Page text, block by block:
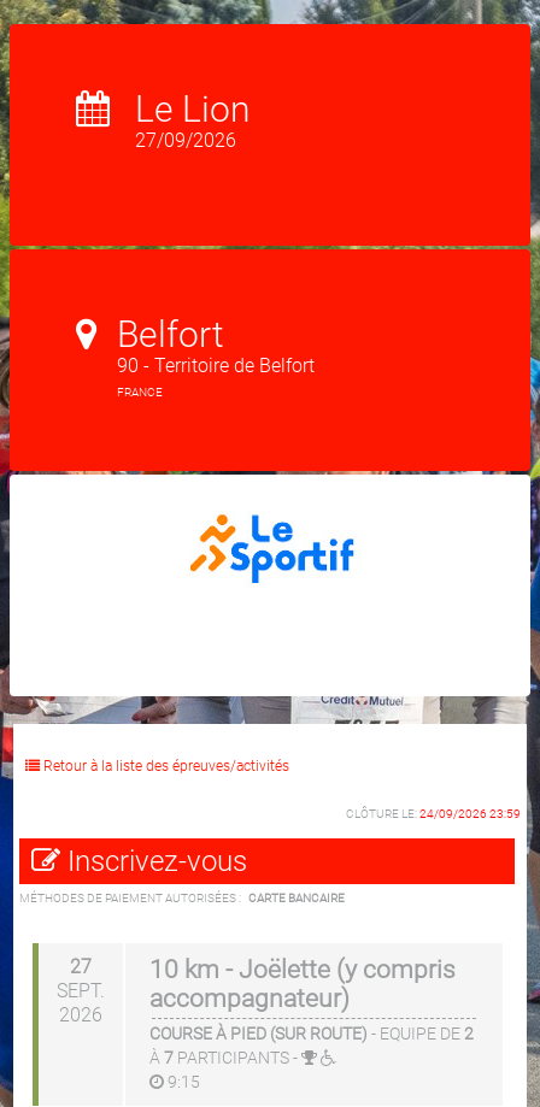
Le Lion
27/09/2026
Belfort
90 - Territoire de Belfort
FRANCE
Retour à la liste des épreuves/activités
CLÔTURE LE:24/09/2026 23:59
Inscrivez-vous
MÉTHODES DE PAIEMENT AUTORISÉES : CARTE BANCAIRE
27
SEPT.
2026
10 km - Joëlette (y compris
accompagnateur)
COURSE À PIED (SUR ROUTE) - EQUIPE DE 2
À 7PARTICIPANTS -
9:15